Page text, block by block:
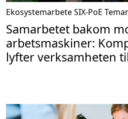
EkosystemarbeteSIX-PoE
Samarbetet bakom
arbetsmaskiner:
lyfter verksamheten